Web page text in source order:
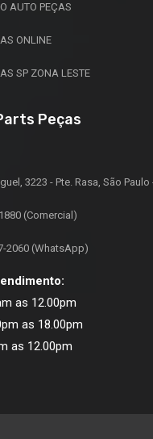
AUTO PEÇAS
ONLINE
SP ZONA LESTE
Peças
3223 - Pte. Rasa, São Paulo
(Comercial)
2060 (WhatsApp)
as 12.00pm
as 18.00pm
as 12.00pm